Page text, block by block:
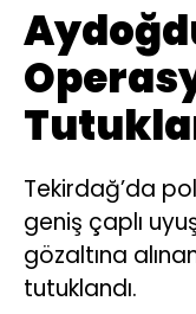
Tekirdağ’da
geniş çaplı
gözaltına
tutuklandı.